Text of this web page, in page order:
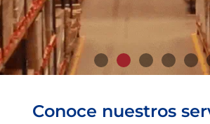
Conoce nuestros